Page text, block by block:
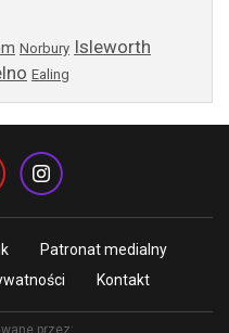
Norbury Isleworth
Ealing
Patronat medialny
Kontakt
przez: